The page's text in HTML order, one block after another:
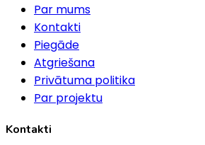
Par mums
Kontakti
Piegāde
Atgriešana
Privātuma politika
Par projektu
Kontakti